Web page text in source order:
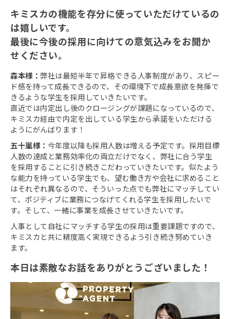
キミスカの機能を存分に使っていただけているの
は嬉しいです。
最後に今後の採用に向けての意気込みをお聞か
せください。
森本様：弊社は最短半年で昇格できる人事制度があり、スピー
ド感を持って成長できるので、その環境下で成長意欲を発揮で
きるような学生を採用していきたいです。
直近では内定出し後のクロージングが課題になっているので、
キミスカ経由で内定を出している学生から承諾をいただける
ようにがんばります！
五十嵐様： 今年度以降も採用人数は増える予定です。採用目標
人数の達成と業務効率化の両立だけでなく、弊社に合う学生
を採用することに引き続きこだわっていきたいです。似たよう
な能力を持っている学生でも、望む働き方や会社に求めること
はそれぞれ異なるので、そういった点でも弊社にマッチしてい
て、ポジティブに業務につなげてくれる学生を採用したいで
す。そして、一緒に事業を成長させていきたいです。
人事として自社にマッチする学生の採用は重要課題ですので、
キミスカと共に精度高く実現できるよう引き続き努めていき
ます。
本日は素敵なお話をありがとうございました！